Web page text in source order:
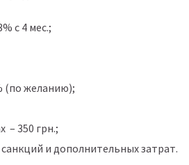
с 4 мес.;
(по желанию);
– 350 грн.;
и дополнительных затрат.